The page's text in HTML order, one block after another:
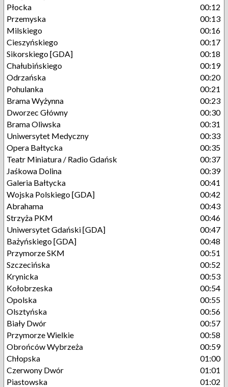
Płocka
00:12
Przemyska
00:13
Milskiego
00:16
Cieszyńskiego
00:17
Sikorskiego [GDA]
00:18
Chałubińskiego
00:19
Odrzańska
00:20
Pohulanka
00:21
Brama Wyżynna
00:23
Dworzec Główny
00:30
Brama Oliwska
00:31
Uniwersytet Medyczny
00:33
Opera Bałtycka
00:35
Teatr Miniatura / Radio Gdańsk
00:37
Jaśkowa Dolina
00:39
Galeria Bałtycka
00:41
Wojska Polskiego [GDA]
00:42
Abrahama
00:43
Strzyża PKM
00:46
Uniwersytet Gdański [GDA]
00:47
Bażyńskiego [GDA]
00:48
Przymorze SKM
00:51
Szczecińska
00:52
Krynicka
00:53
Kołobrzeska
00:54
Opolska
00:55
Olsztyńska
00:56
Biały Dwór
00:57
Przymorze Wielkie
00:58
Obrońców Wybrzeża
00:59
Chłopska
01:00
Czerwony Dwór
01:01
Piastowska
01:02